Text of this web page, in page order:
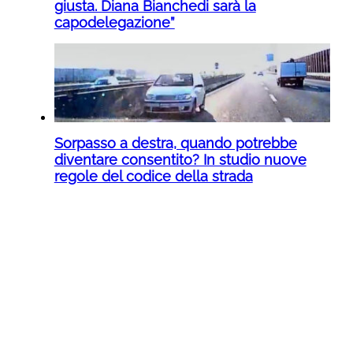
giusta. Diana Bianchedi sarà la
capodelegazione”
Sorpasso a destra, quando potrebbe
diventare consentito? In studio nuove
regole del codice della strada